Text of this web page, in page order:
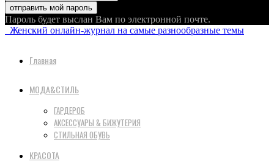
Пароль будет выслан Вам по электронной почте.
Женский онлайн-журнал на самые разнообразные темы
Главная
МОДА&СТИЛЬ
ГАРДЕРОБ
АКСЕССУАРЫ & БИЖУТЕРИЯ
СТИЛЬНАЯ ОБУВЬ
КРАСОТА